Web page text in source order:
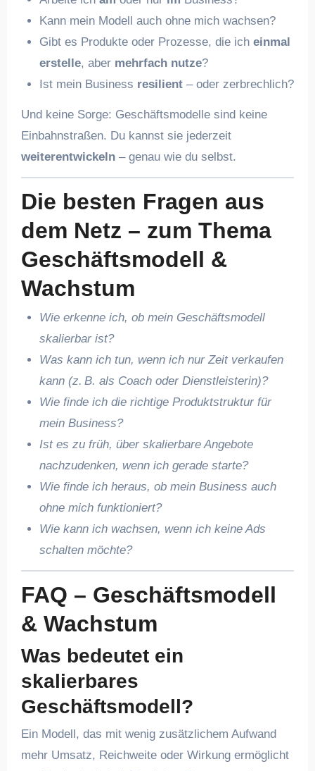
Kann mein Modell auch ohne mich wachsen?
Gibt es Produkte oder Prozesse, die ich einmal
erstelle, aber mehrfach nutze?
Ist mein Business resilient– oder zerbrechlich?
Und keine Sorge: Geschäftsmodelle sind keine
Einbahnstraßen. Du kannst sie jederzeit
weiterentwickeln– genau wie du selbst.
Die besten Fragen aus
dem Netz – zum Thema
Geschäftsmodell &
Wachstum
Wie erkenne ich, ob mein Geschäftsmodell
skalierbar ist?
Was kann ich tun, wenn ich nur Zeit verkaufen
kann (z. B. als Coach oder Dienstleisterin)?
Wie finde ich die richtige Produktstruktur für
mein Business?
Ist es zu früh, über skalierbare Angebote
nachzudenken, wenn ich gerade starte?
Wie finde ich heraus, ob mein Business auch
ohne mich funktioniert?
Wie kann ich wachsen, wenn ich keine Ads
schalten möchte?
FAQ – Geschäftsmodell
& Wachstum
Was bedeutet ein
skalierbares
Geschäftsmodell?
Ein Modell, das mit wenig zusätzlichem Aufwand
mehr Umsatz, Reichweite oder Wirkung ermöglicht